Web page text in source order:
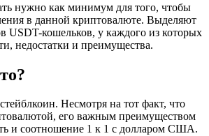
нужно как минимум для того, чтобы
в данной криптовалюте. Выделяют
USDT-кошельков, у каждого из которых
недостатки и преимущества.
Несмотря на тот факт, что
его важным преимуществом
и соотношение 1 к 1 с долларом США.